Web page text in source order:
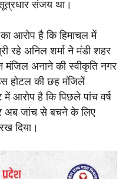
संजय था।
का आरोप है कि हिमाचल में
रहे अनिल शर्मा नेे मंडी शहर
अनाने की स्वीकृति नगर
होटल की छह मंजिलें
आरोप है कि पिछले पांच वर्ष
अब जांच से बचने के लिए
दिया।